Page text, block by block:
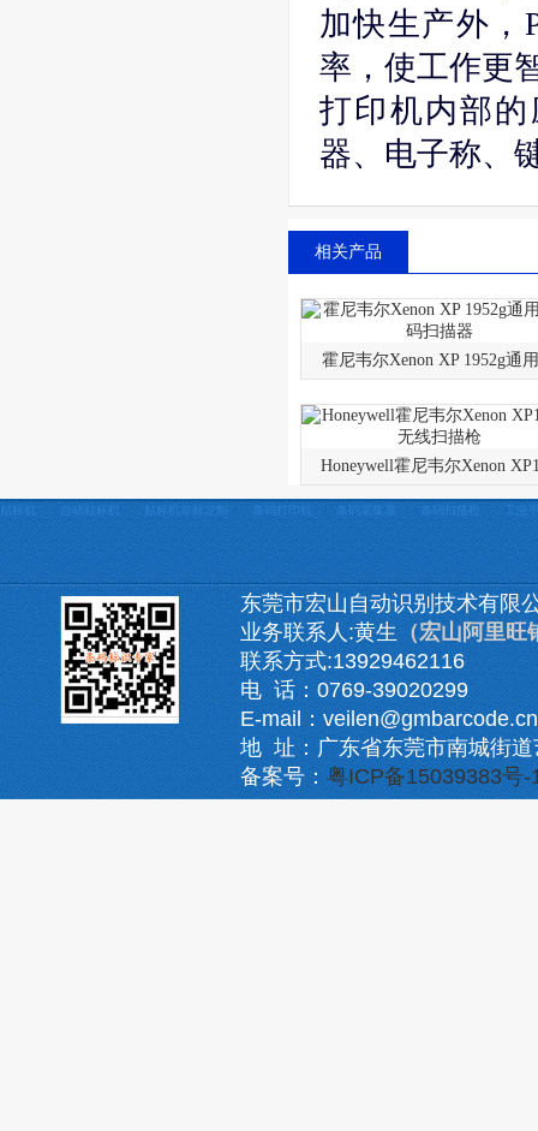
加快生产外，
率，使工作更
打印机内部
器、电子称、
相关产品
霍尼韦尔Xenon XP 1952g通
Honeywell霍尼韦尔Xenon
贴标机 自动贴标机 贴标机非标定制 条码打印机 条码采集器 条码扫描枪 工业
东莞市宏山自动识别技术有限
业务联系人:黄生 （宏山阿里旺
联系方式:13929462116
电 话：0769-39020299
E-mail：veilen@gmbarcode.cn
地 址：广东省东莞市南城街
备案号： 粤ICP备15039383号-